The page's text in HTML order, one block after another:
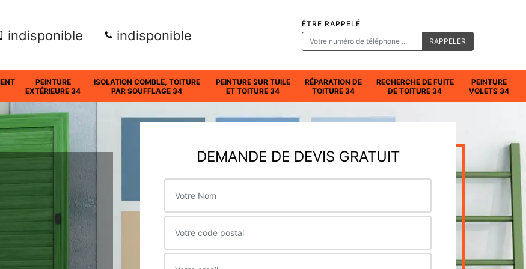
indisponible indisponible
ÊTRE RAPPELÉ
PEINTURE
EXTÉRIEURE 34
ISOLATION COMBLE, TOITURE
PAR SOUFFLAGE 34
PEINTURE SUR TUILE
ET TOITURE 34
RÉPARATION DE
TOITURE 34
RECHERCHE DE FUITE
DE TOITURE 34
PEINTURE
VOLETS 34
DEMANDE DE DEVIS GRATUIT